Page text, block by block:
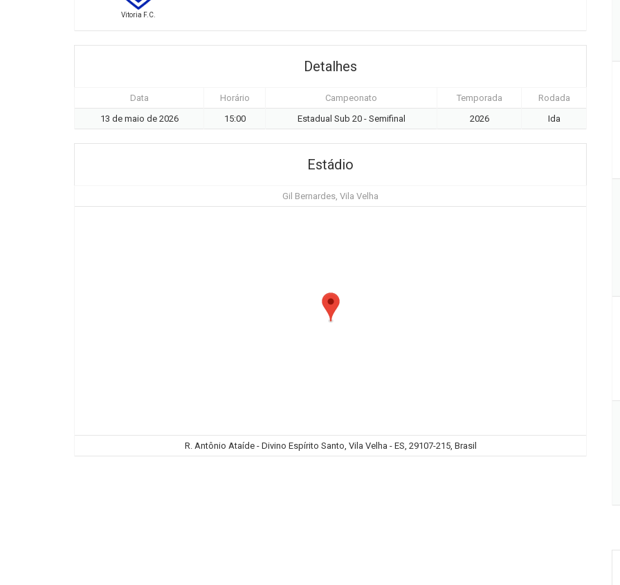
Vitoria F.C.
Detalhes
Data Horário Campeonato Temporada
Rodada
13 de maio de 2026
15:00 Estadual Sub 20 - Semifinal 2026 Ida
Estádio
Gil Bernardes, Vila Velha
R. Antônio Ataíde - Divino Espírito Santo, Vila Velha - ES, 29107-215, Brasil